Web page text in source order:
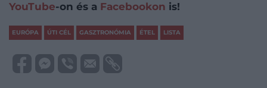
YouTube-on és a Facebookon is!
EURÓPA ÚTI CÉL GASZTRONÓMIA ÉTEL LISTA